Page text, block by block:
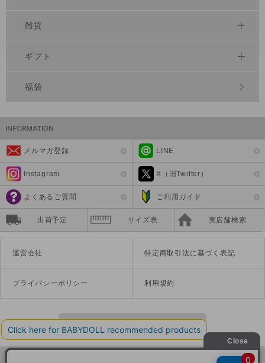
雑貨
ギフト
福袋
メルマガ登録 LINE
Instagram X（旧Twitter）
よくあるご質問 ご利用ガイド
出荷予定 サイズ表 実店舗検索
運営会社 特定商取引法に基づく表記
プライバシーポリシー 利用規約
©Disney ©Disney/Pixar ©Disney. Based on the "Winnie the Pooh" works by A.A. Milne and E.H. Shepard.